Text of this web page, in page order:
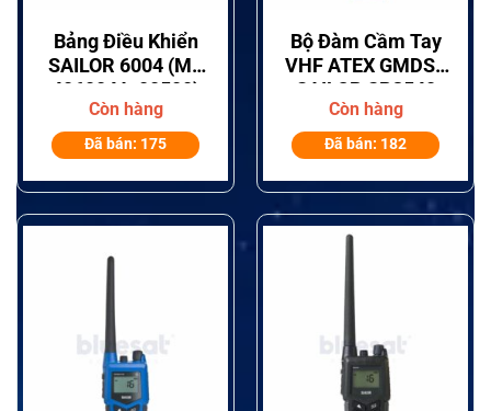
Bảng Điều Khiển
SAILOR 6004 (Mã
406004A-00500)
Còn hàng
Đã bán: 175
Bộ Đàm Cầm Tay
VHF ATEX GMDSS
SAILOR SP3540
Còn hàng
Đã bán: 182